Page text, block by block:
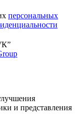
персональных
и представления